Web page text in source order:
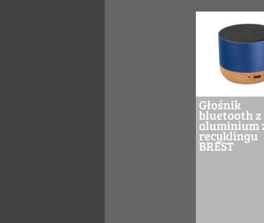
Głośnik
bluetooth z
aluminium
recyklingu
BREST